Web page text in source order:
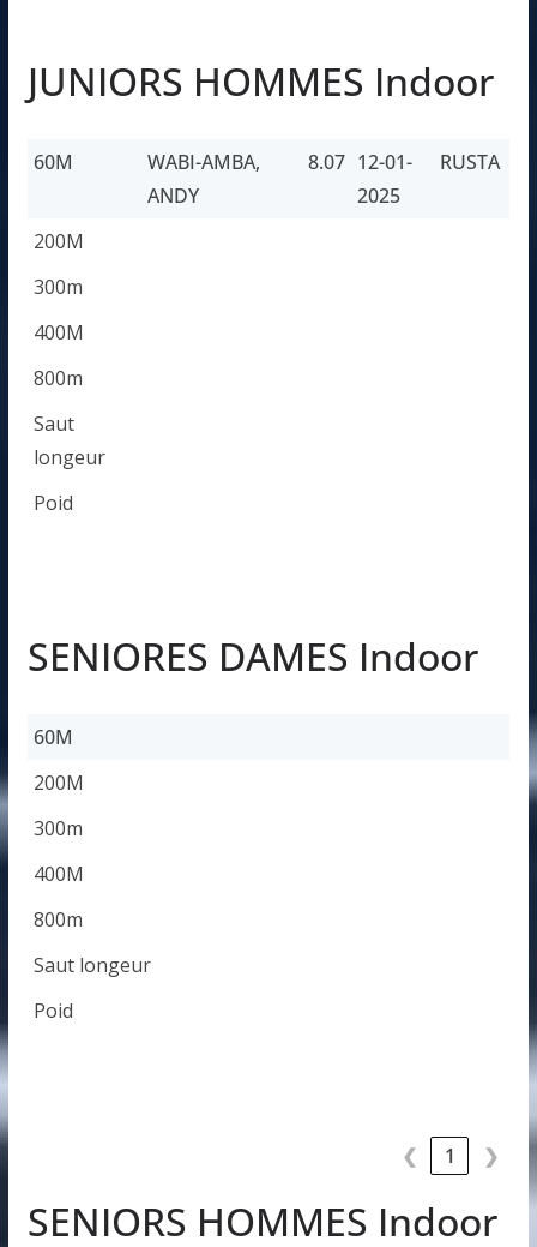
JUNIORS HOMMES Indoor
60M
WABI-AMBA,
ANDY
8.07 12-01-
2025
RUSTA
60M
200M
300m
400M
800m
Saut
longeur
Poid
SENIORES DAMES Indoor
60M
60M
200M
300m
400M
800m
Saut longeur
Poid
❮ 1 ❯
SENIORS HOMMES Indoor